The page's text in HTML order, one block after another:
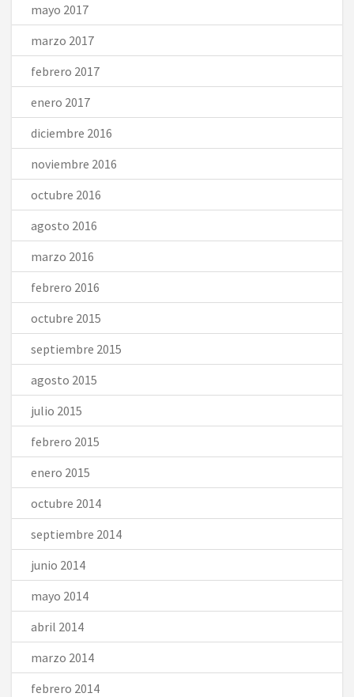
mayo 2017
marzo 2017
febrero 2017
enero 2017
diciembre 2016
noviembre 2016
octubre 2016
agosto 2016
marzo 2016
febrero 2016
octubre 2015
septiembre 2015
agosto 2015
julio 2015
febrero 2015
enero 2015
octubre 2014
septiembre 2014
junio 2014
mayo 2014
abril 2014
marzo 2014
febrero 2014